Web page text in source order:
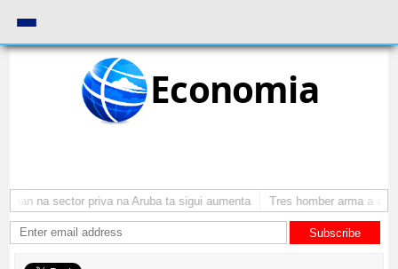
Economia
na sector priva na Aruba ta sigui aumenta Tres homber arma a
Subscribe